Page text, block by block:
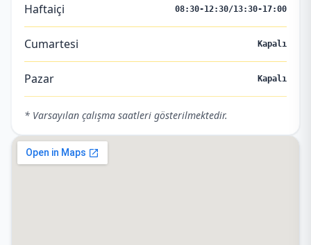
Haftaiçi 08:30-12:30/13:30-17:00
Cumartesi Kapalı
Pazar Kapalı
* Varsayılan çalışma saatleri gösterilmektedir.